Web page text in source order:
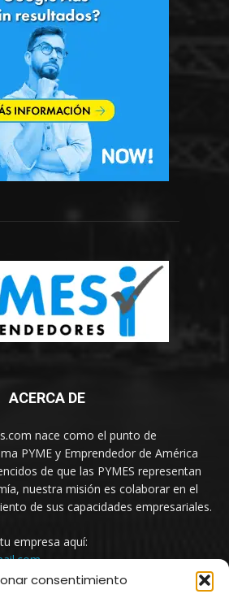
consentimiento
ACERCA DE
nace como el punto de
PYME y Emprendedor de América
de que las PYMES representan
nuestra misión es colaborar en el
de sus capacidades empresariales.
empresa aquí: